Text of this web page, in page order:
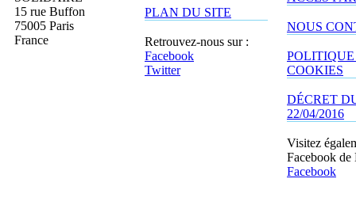
15 rue Buffon
75005 Paris
France
PLAN DU SITE
Retrouvez-nous sur :
Facebook
Twitter
NOUS
COOKIES
DÉCRET
22/04/2016
Visitez
Facebook
Facebook